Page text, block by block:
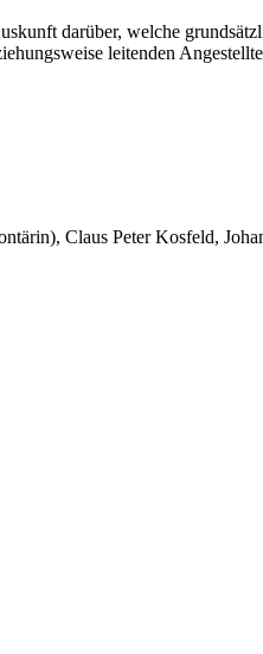
darüber, welche
leitenden
Claus Peter Kosfeld,